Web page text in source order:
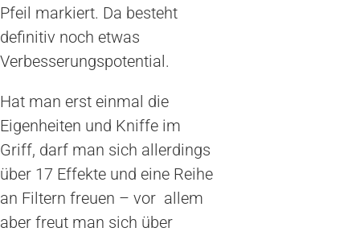
Pfeil markiert. Da besteht
definitiv noch etwas
Verbesserungspotential.
Hat man erst einmal die
Eigenheiten und Kniffe im
Griff, darf man sich allerdings
über 17 Effekte und eine Reihe
an Filtern freuen – vor allem
aber freut man sich über